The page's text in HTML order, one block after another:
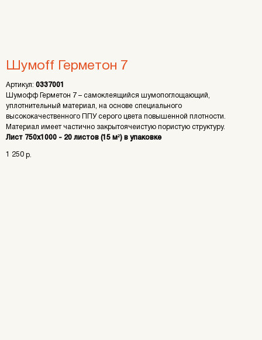
Шумoff Герметон 7
Артикул: 0337001
Шумофф Герметон 7 – самоклеящийся шумопоглощающий,
уплотнительный материал, на основе специального
высококачественного ППУ серого цвета повышенной плотности.
Материал имеет частично закрытоячеистую пористую структуру.
Лист 750х1000 - 20 листов (15 м²) в упаковке
1 250 р.